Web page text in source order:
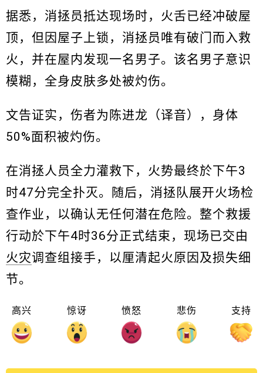
据悉，消拯员抵达现场时，火舌已经冲破屋
顶，但因屋子上锁，消拯员唯有破门而入救
火，并在屋内发现一名男子。该名男子意识
模糊，全身皮肤多处被灼伤。
文告证实，伤者为陈进龙（译音），身体
50%面积被灼伤。
在消拯人员全力灌救下，火势最终於下午3
时47分完全扑灭。随后，消拯队展开火场检
查作业，以确认无任何潜在危险。整个救援
行动於下午4时36分正式结束，现场已交由
火灾调查组接手，以厘清起火原因及损失细
节。
高兴 惊讶 愤怒 悲伤 支持